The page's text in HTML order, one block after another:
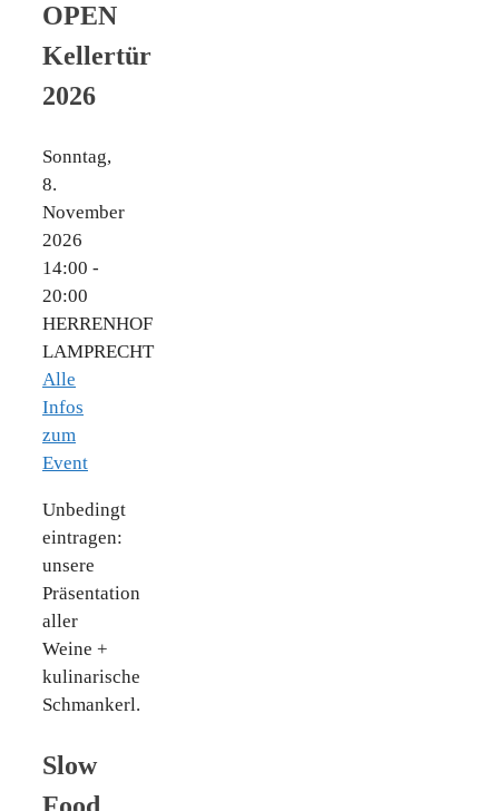
OPEN
Kellertür
2026
Sonntag,
8.
November
2026
14:00 -
20:00
HERRENHOF
LAMPRECHT
Alle
Infos
zum
Event
Unbedingt
eintragen:
unsere
Präsentation
aller
Weine +
kulinarische
Schmankerl.
Slow